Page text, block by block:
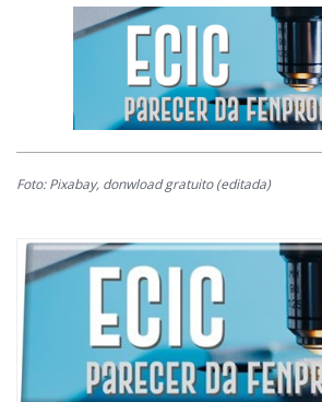
Foto: Pixabay, donwload gratuito (editada)